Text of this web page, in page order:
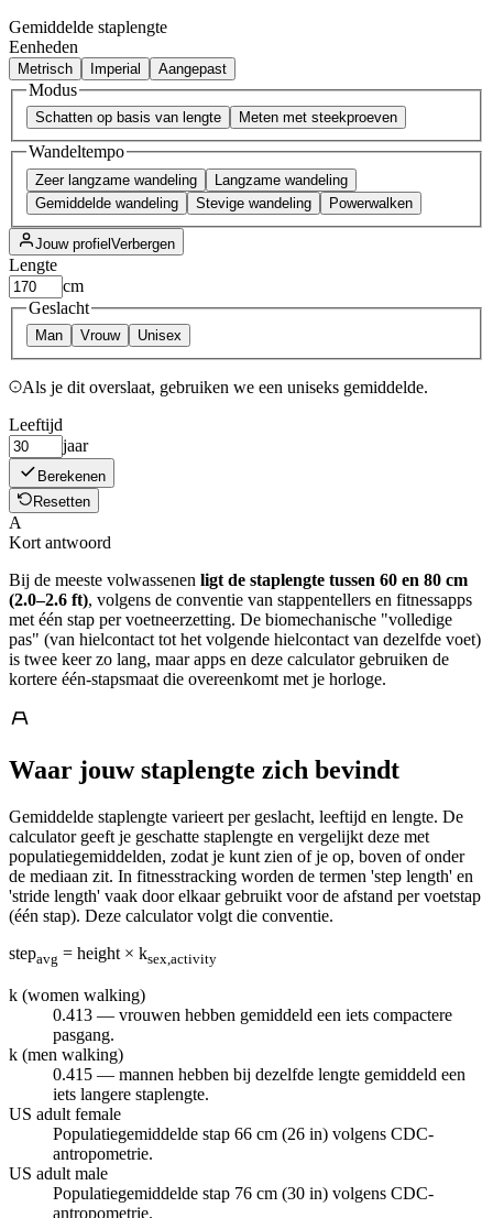
Gemiddelde staplengte
Eenheden
Metrisch Imperial Aangepast
Modus
Schatten op basis van lengte Meten met steekproeven
Wandeltempo
Zeer langzame wandeling
Langzame wandeling
Gemiddelde wandeling
Stevige wandeling Powerwalken
Jouw profielVerbergen
Lengte
cm
Geslacht
Man Vrouw Unisex
Als je dit overslaat, gebruiken we een uniseks gemiddelde.
Leeftijd
jaar
Berekenen
Resetten
A
Kort antwoord
Bij de meeste volwassenen ligt de staplengte tussen 60 en 80 cm
(2.0–2.6 ft), volgens de conventie van stappentellers en fitnessapps
met één stap per voetneerzetting. De biomechanische "volledige
pas" (van hielcontact tot het volgende hielcontact van dezelfde voet)
is twee keer zo lang, maar apps en deze calculator gebruiken de
kortere één-stapsmaat die overeenkomt met je horloge.
Waar jouw staplengte zich bevindt
Gemiddelde staplengte varieert per geslacht, leeftijd en lengte. De
calculator geeft je geschatte staplengte en vergelijkt deze met
populatiegemiddelden, zodat je kunt zien of je op, boven of onder
de mediaan zit. In fitnesstracking worden de termen 'step length' en
'stride length' vaak door elkaar gebruikt voor de afstand per voetstap
(één stap). Deze calculator volgt die conventie.
stepavg = height × ksex,activity
k (women walking)
0.413 — vrouwen hebben gemiddeld een iets compactere
pasgang.
k (men walking)
0.415 — mannen hebben bij dezelfde lengte gemiddeld een
iets langere staplengte.
US adult female
Populatiegemiddelde stap 66 cm (26 in) volgens CDC-
antropometrie.
US adult male
Populatiegemiddelde stap 76 cm (30 in) volgens CDC-
antropometrie.